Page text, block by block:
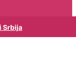
Srbija